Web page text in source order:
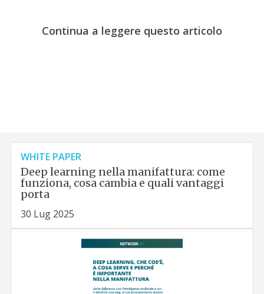
Continua a leggere questo articolo
WHITE PAPER
Deep learning nella manifattura: come
funziona, cosa cambia e quali vantaggi
porta
30 Lug 2025